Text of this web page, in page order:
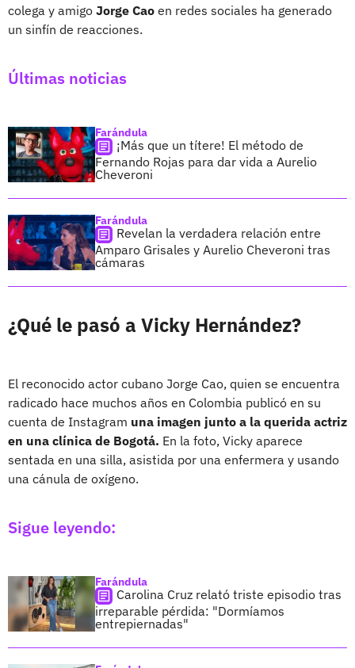
colega y amigo Jorge Cao en redes sociales ha generado
un sinfín de reacciones.
Últimas noticias
Farándula
¡Más que un títere! El método de
Fernando Rojas para dar vida a Aurelio
Cheveroni
Farándula
Revelan la verdadera relación entre
Amparo Grisales y Aurelio Cheveroni tras
cámaras
¿Qué le pasó a Vicky Hernández?
El reconocido actor cubano Jorge Cao, quien se encuentra
radicado hace muchos años en Colombia publicó en su
cuenta de Instagram una imagen junto a la querida actriz
en una clínica de Bogotá. En la foto, Vicky aparece
sentada en una silla, asistida por una enfermera y usando
una cánula de oxígeno.
Sigue leyendo:
Farándula
Carolina Cruz relató triste episodio tras
irreparable pérdida: "Dormíamos
entrepiernadas"